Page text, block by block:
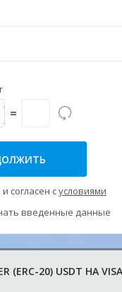
=
согласен сусловиями
введенные данные
(ERC-20) USDT НА